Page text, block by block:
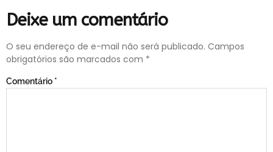
Deixe um comentário
O seu endereço de e-mail não será publicado. Campos
obrigatórios são marcados com *
Comentário *